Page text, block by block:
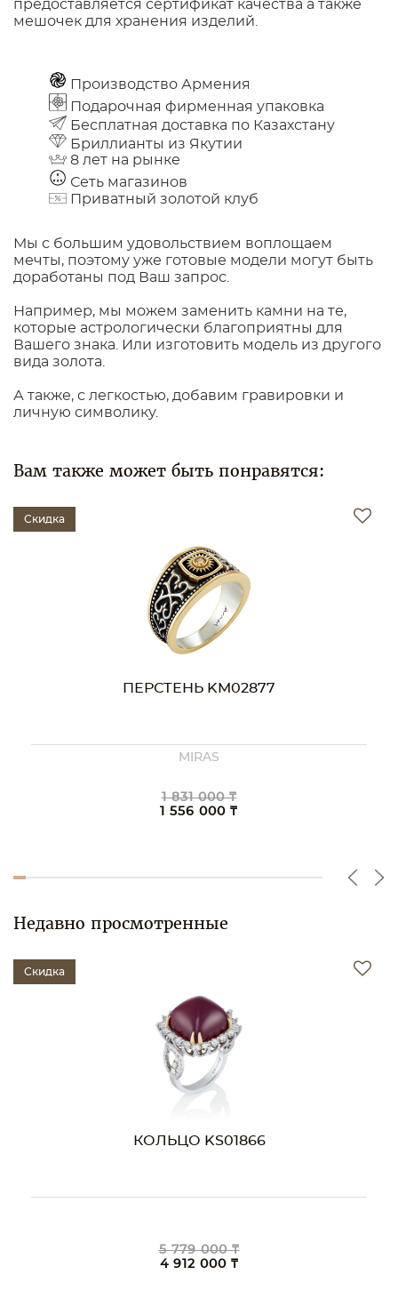
предоставляется сертификат качества а также
мешочек для хранения изделий.
Производство Армения
Подарочная фирменная упаковка
Бесплатная доставка по Казахстану
Бриллианты из Якутии
8 лет на рынке
Сеть магазинов
Приватный золотой клуб
Мы с большим удовольствием воплощаем
мечты, поэтому уже готовые модели могут быть
доработаны под Ваш запрос.
Например, мы можем заменить камни на те,
которые астрологически благоприятны для
Вашего знака. Или изготовить модель из другого
вида золота.
А также, с легкостью, добавим гравировки и
личную символику.
Вам также может быть понравятся:
Скидка
ПЕРСТЕНЬ KM02877
MIRAS
1 831 000 ₸
1 556 000 ₸
Недавно просмотренные
Скидка
КОЛЬЦО KS01866
5 779 000 ₸
4 912 000 ₸